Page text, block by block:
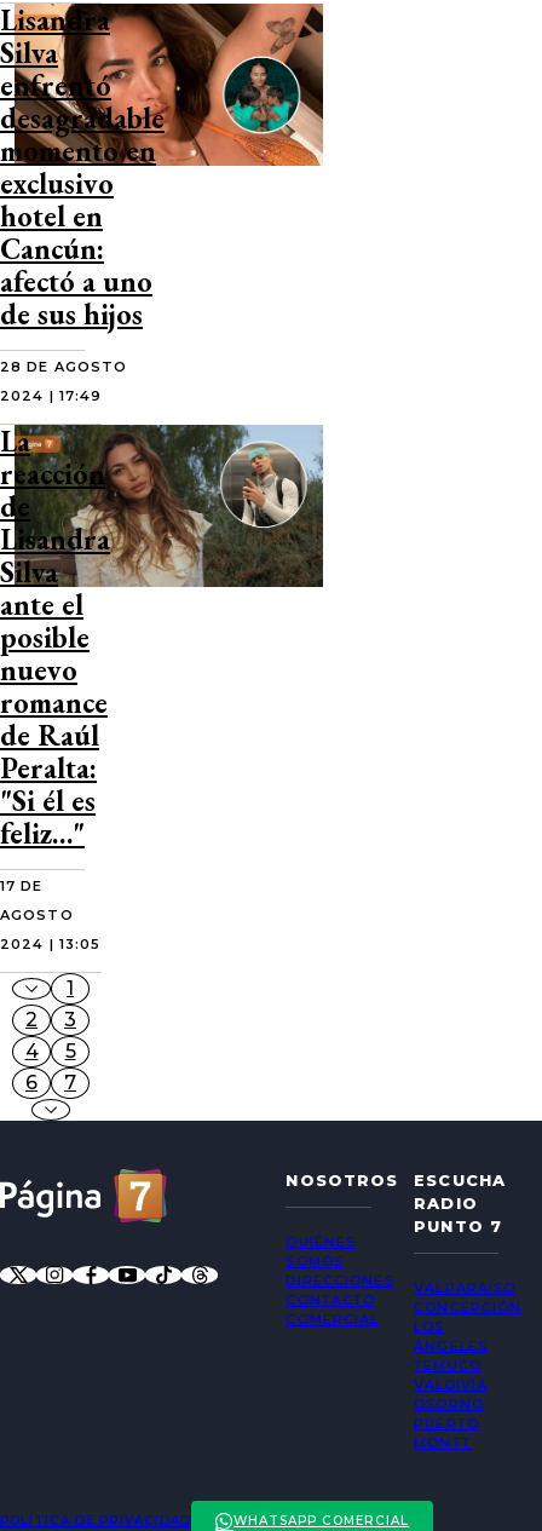
Lisandra
Silva
enfrentó
desagradable
momento en
exclusivo
hotel en
Cancún:
afectó a uno
de sus hijos
28 DE AGOSTO
2024 | 17:49
La
reacción
de
Lisandra
Silva
ante el
posible
nuevo
romance
de Raúl
Peralta:
"Si él es
feliz…"
17 DE
AGOSTO
2024 | 13:05
1
2
3
4
5
6
7
NOSOTROS
QUIÉNES
SOMOS
DIRECCIONES
CONTACTO
COMERCIAL
ESCUCHA
RADIO
PUNTO 7
VALPARAÍSO
CONCEPCIÓN
LOS
ÁNGELES
TEMUCO
VALDIVIA
OSORNO
PUERTO
MONTT
POLÍTICA DE PRIVACIDAD WHATSAPP COMERCIAL